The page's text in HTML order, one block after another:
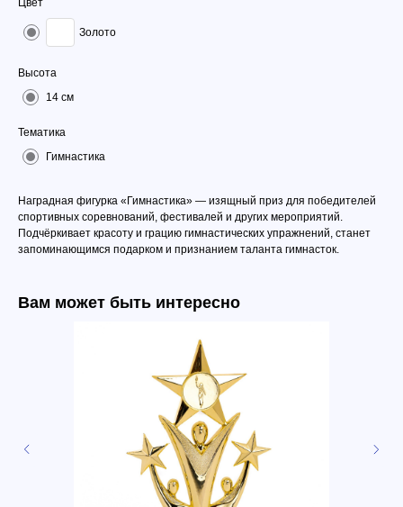
Цвет
Золото
Высота
14 см
Тематика
Гимнастика
Наградная фигурка «Гимнастика» — изящный приз для победителей
спортивных соревнований, фестивалей и других мероприятий.
Подчёркивает красоту и грацию гимнастических упражнений, станет
запоминающимся подарком и признанием таланта гимнасток.
Вам может быть интересно